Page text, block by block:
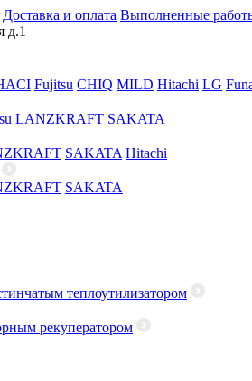
Доставка и оплата Выполненные
д.1
Fujitsu CHIQ MILD Hitachi LG
LANZKRAFT SAKATA
SAKATA Hitachi
SAKATA
теплоутилизатором
рекуператором